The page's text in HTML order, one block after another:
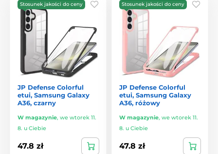
Stosunek jakości do ceny
JP Defense Colorful
etui, Samsung Galaxy
A36, czarny
W magazynie, we wtorek 11.
8. u Ciebie
47.8 zł
Stosunek jakości do ceny
JP Defense Colorful
etui, Samsung Galaxy
A36, różowy
W magazynie, we wtorek 11.
8. u Ciebie
47.8 zł